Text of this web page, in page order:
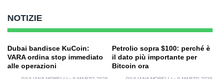
NOTIZIE
Dubai bandisce KuCoin:
VARA ordina stop immediato
alle operazioni
Petrolio sopra $100: perché è
il dato più importante per
Bitcoin ora